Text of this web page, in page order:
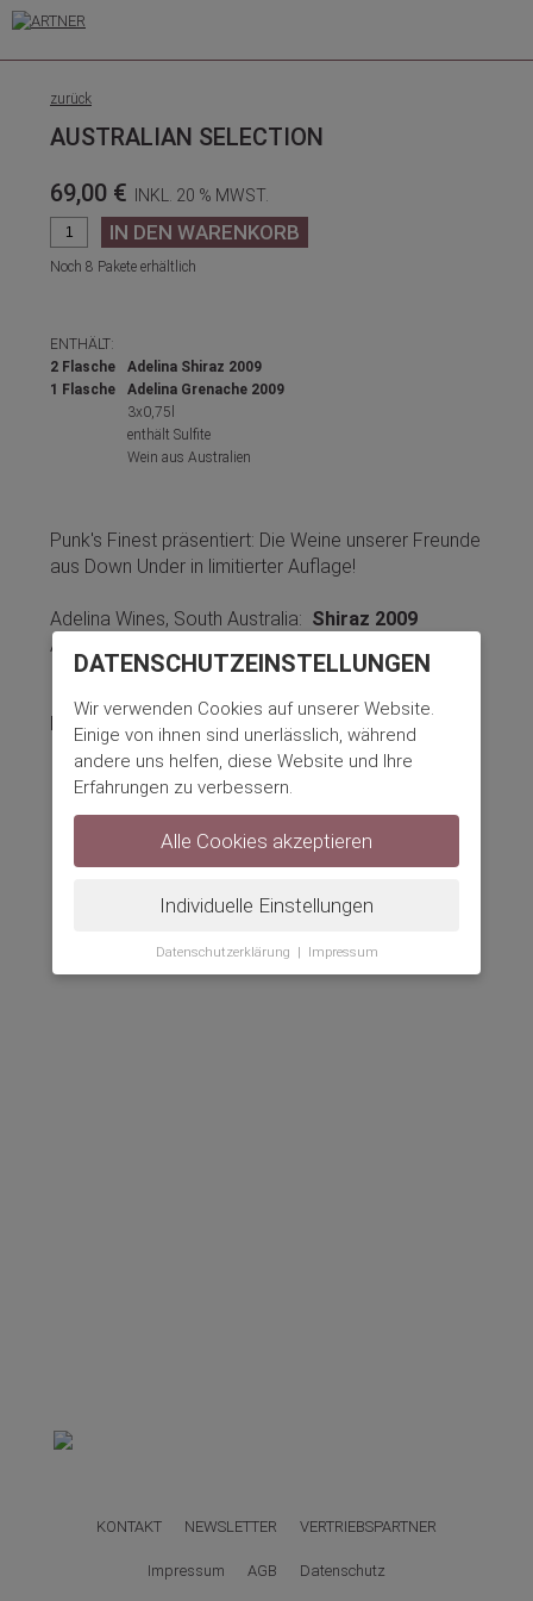
zurück
AUSTRALIAN SELECTION
69,00 €
INKL. 20 % MWST.
Noch 8 Pakete erhältlich
ENTHÄLT:
2 Flasche
Adelina Shiraz 2009
1 Flasche
Adelina Grenache 2009
3x0,75l
enthält Sulfite
Wein aus Australien
Punk's Finest präsentiert: Die Weine unserer Freunde
aus Down Under in limitierter Auflage!
Adelina Wines, South Australia: Shiraz 2009
Adelina Wines, South Australia:
Mehr Information finden Sie hier: Adelina Wines
KONTAKT NEWSLETTER VERTRIEBSPARTNER
Impressum AGB Datenschutz
DATENSCHUTZ­EINSTELLUNGEN
Wir verwenden Cookies auf unserer Website.
Einige von ihnen sind unerlässlich, während
andere uns helfen, diese Website und Ihre
Erfahrungen zu verbessern.
Alle Cookies akzeptieren
Individuelle Einstellungen
Datenschutzerklärung | Impressum